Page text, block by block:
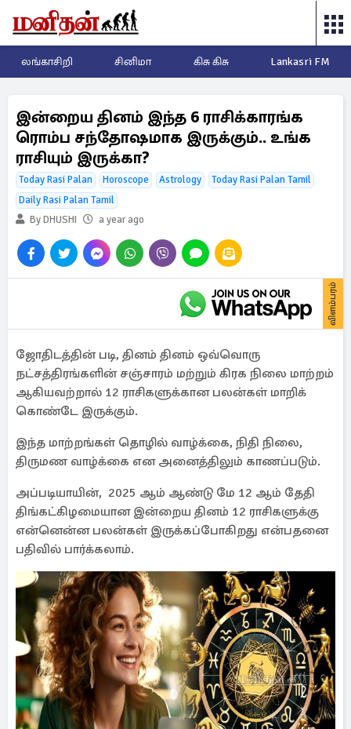
லங்காசிறி சினிமா கிசு கிசு Lankasri FM
இன்றைய தினம் இந்த 6 ராசிக்காரங்க
ரொம்ப சந்தோஷமாக இருக்கும்.. உங்க
ராசியும் இருக்கா?
Today Rasi Palan Horoscope Astrology
Today Rasi Palan Tamil
Daily Rasi Palan Tamil
By DHUSHI
a year ago
விளம்பரம்
ஜோதிடத்தின் படி, தினம் தினம் ஒவ்வொரு
நட்சத்திரங்களின் சஞ்சாரம் மற்றும் கிரக நிலை மாற்றம்
ஆகியவற்றால் 12 ராசிகளுக்கான பலன்கள் மாறிக்
கொண்டே இருக்கும்.
இந்த மாற்றங்கள் தொழில் வாழ்க்கை, நிதி நிலை,
திருமண வாழ்க்கை என அனைத்திலும் காணப்படும்.
அப்படியாயின், 2025 ஆம் ஆண்டு மே 12 ஆம் தேதி
திங்கட்கிழமையான இன்றைய தினம் 12 ராசிகளுக்கு
என்னென்ன பலன்கள் இருக்கப்போகிறது என்பதனை
பதிவில் பார்க்கலாம்.